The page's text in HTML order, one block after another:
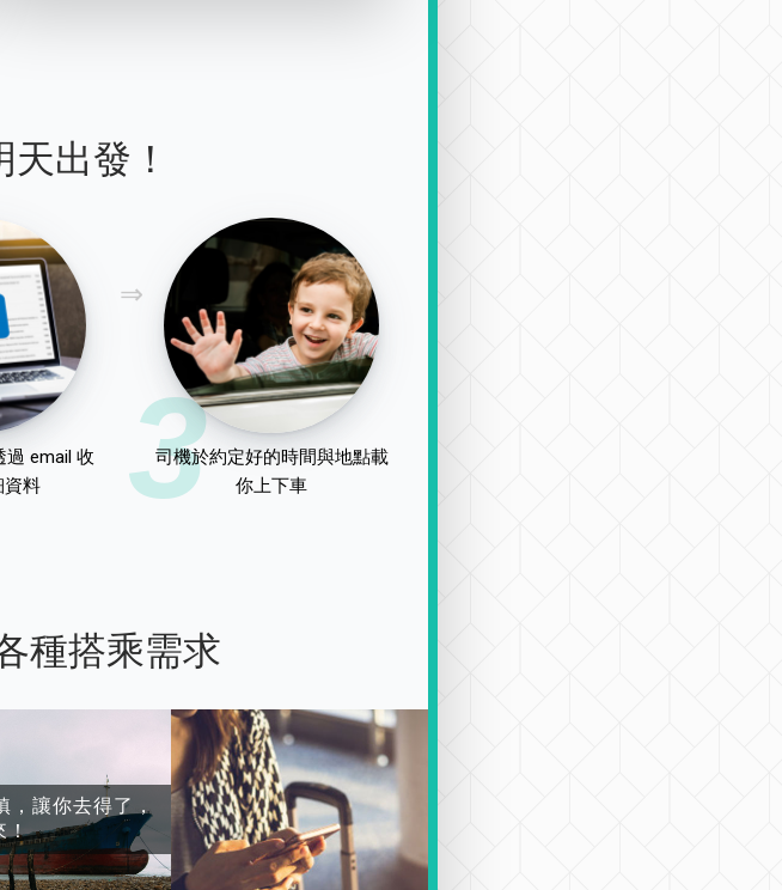
出發！
過 email 收
資料
3
司機於約定好的時間與地點載
你上下車
種搭乘需求
，讓你去得了，
！